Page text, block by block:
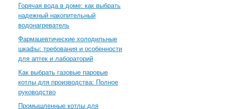
Горячая вода в доме: как выбрать
надежный накопительный
водонагреватель
Фармацевтические холодильные
шкафы: требования и особенности
для аптек и лабораторий
Как выбрать газовые паровые
котлы для производства: Полное
руководство
Промышленные котлы для